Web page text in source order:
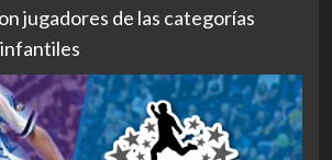
jugadores de las categorías